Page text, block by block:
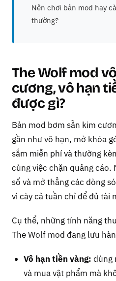
Nên chơi bản mod hay
thường?
The Wolf mod
cương, vô hạn
được gì?
Bản mod bơm sẵn kim
gần như vô hạn, mở khóa
sắm miễn phí và thường
cùng việc chặn quảng
số và mở thẳng các dòng
vì cày cả tuần chỉ để đủ tài
Cụ thể, những tính năng
The Wolf mod đang lưu
Vô hạn tiền vàng: dùng
và mua vật phẩm mà